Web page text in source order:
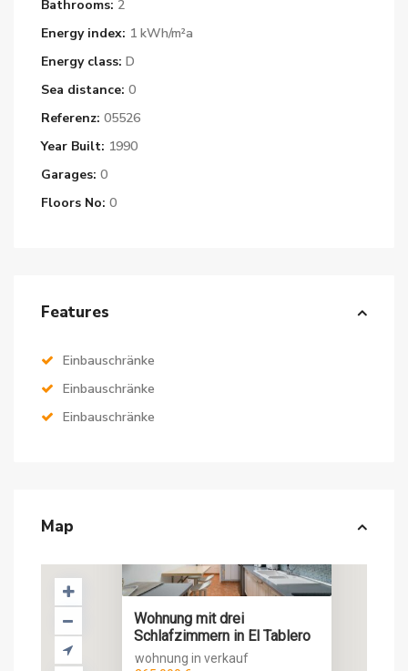
Bathrooms: 2
Energy index: 1 kWh/m²a
Energy class: D
Sea distance: 0
Referenz: 05526
Year Built: 1990
Garages: 0
Floors No: 0
Features
Einbauschränke
Einbauschränke
Einbauschränke
Map
Wohnung mit drei
Schlafzimmern in El Tablero
wohnung in verkauf